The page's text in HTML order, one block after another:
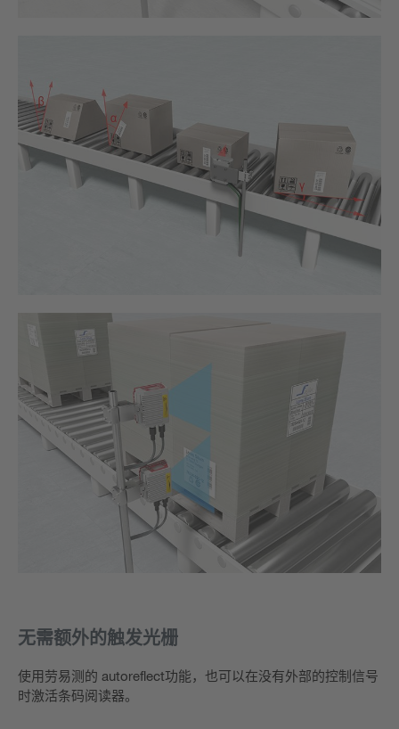
无需额外的触发光栅
使用劳易测的 autoreflect功能，也可以在没有外部的控制信号
时激活条码阅读器。